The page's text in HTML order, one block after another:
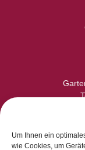
Um Ihnen ein
wie Cookies, um